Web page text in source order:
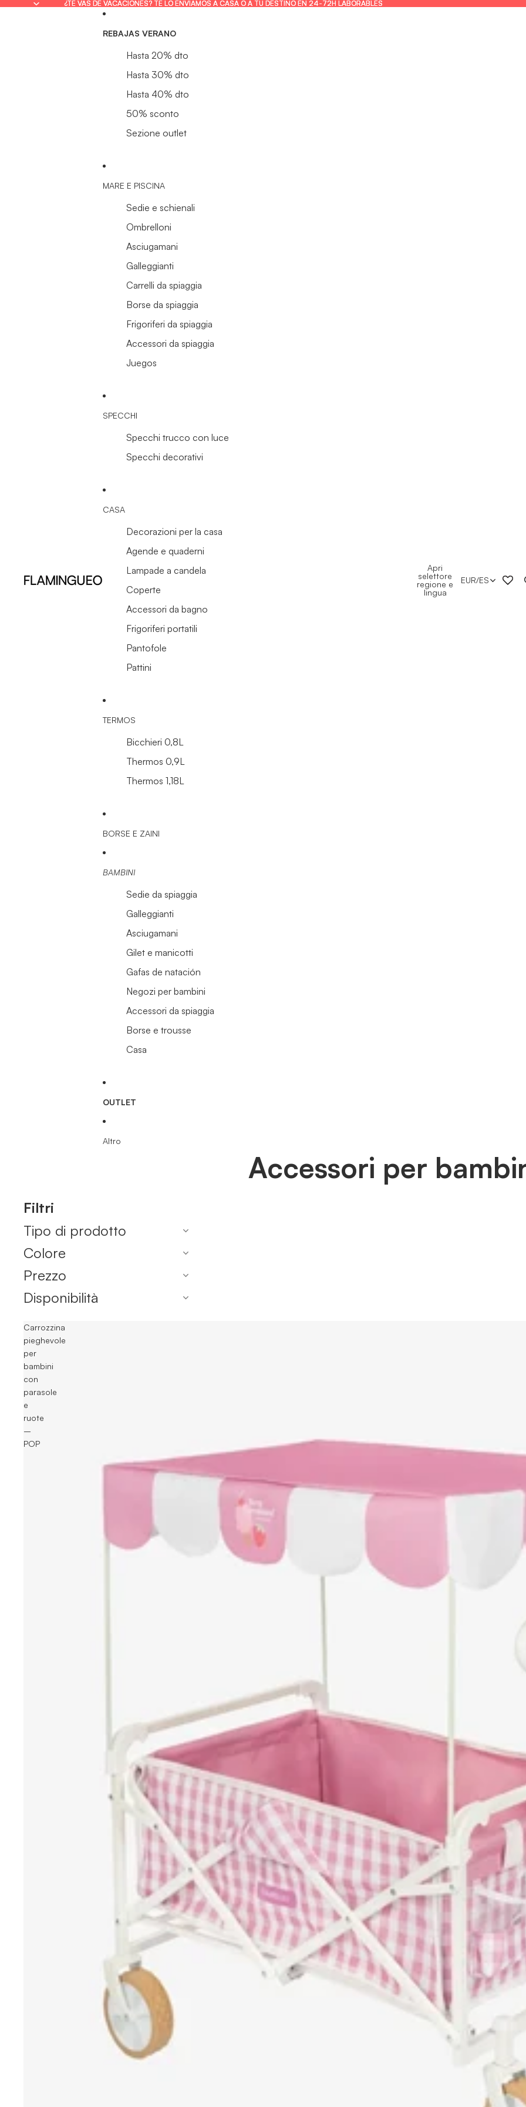
¿TE VAS DE VACACIONES? TE LO ENVIAMOS A CASA O A TU DESTINO EN 24-72H LABORABLES
¿TE VAS DE VACACIONES? TE LO ENVIAMOS A CASA O A TU DESTINO EN 24-72H LABORABLES
REBAJAS VERANO
Hasta 20% dto
Hasta 30% dto
Hasta 40% dto
50% sconto
Sezione outlet
MARE E PISCINA
Sedie e schienali
Ombrelloni
Asciugamani
Galleggianti
Carrelli da spiaggia
Borse da spiaggia
Frigoriferi da spiaggia
Accessori da spiaggia
Juegos
SPECCHI
Specchi trucco con luce
Specchi decorativi
CASA
Decorazioni per la casa
Agende e quaderni
Lampade a candela
Coperte
Accessori da bagno
Frigoriferi portatili
Pantofole
Pattini
TERMOS
Bicchieri 0,8L
Thermos 0,9L
Thermos 1,18L
BORSE E ZAINI
BAMBINI
Sedie da spiaggia
Galleggianti
Asciugamani
Gilet e manicotti
Gafas de natación
Negozi per bambini
Accessori da spiaggia
Borse e trousse
Casa
OUTLET
Altro
Apri
selettore
regione e
lingua
EUR/ES
Accessori per
Filtri
Tipo di prodotto
Colore
Prezzo
Disponibilità
Carrozzina
pieghevole
per
bambini
con
parasole
e
ruote
–
POP